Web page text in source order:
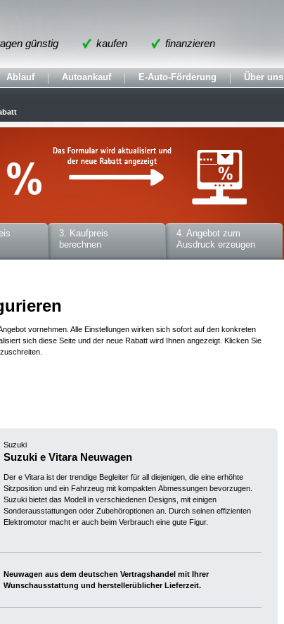
günstig kaufen finanzieren
Ablauf Autoankauf E-Auto-Förderung Über uns
3. Kaufpreis
berechnen
4. Angebot zum
Ausdruck erzeugen
vornehmen. Alle Einstellungen wirken sich sofort auf den konkreten
sich diese Seite und der neue Rabatt wird Ihnen angezeigt. Klicken Sie
Suzuki
Suzuki e Vitara Neuwagen
Der e Vitara ist der trendige Begleiter für all diejenigen, die eine erhöhte
Sitzposition und ein Fahrzeug mit kompakten Abmessungen bevorzugen.
Suzuki bietet das Modell in verschiedenen Designs, mit einigen
Sonderausstattungen oder Zubehöroptionen an. Durch seinen effizienten
Elektromotor macht er auch beim Verbrauch eine gute Figur.
Neuwagen aus dem deutschen Vertragshandel mit Ihrer
Wunschausstattung und herstellerüblicher Lieferzeit.